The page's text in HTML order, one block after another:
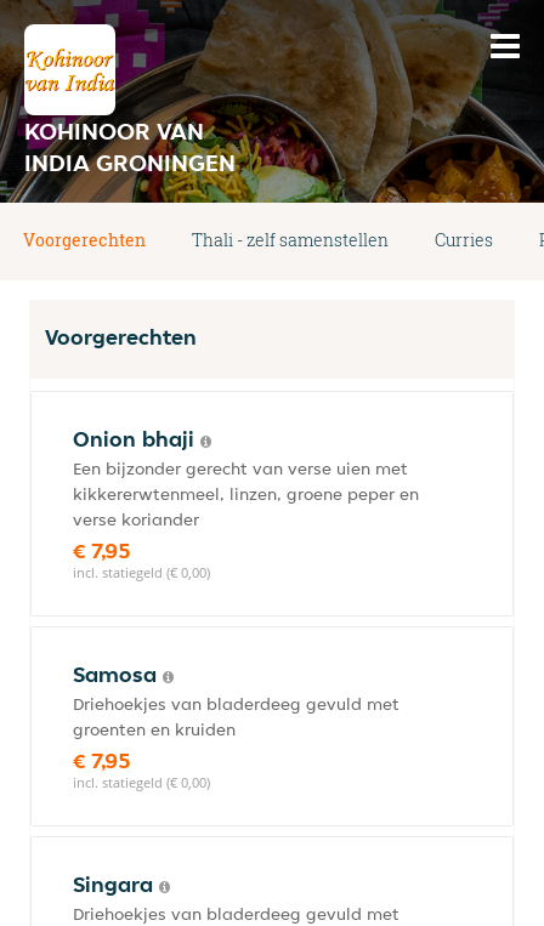
KOHINOOR VAN
INDIA GRONINGEN
Voorgerechten Thali - zelf samenstellen Curries
Voorgerechten
Onion bhaji
Een bijzonder gerecht van verse uien met
kikkererwtenmeel, linzen, groene peper en
verse koriander
€ 7,95
incl. statiegeld (€ 0,00)
Samosa
Driehoekjes van bladerdeeg gevuld met
groenten en kruiden
€ 7,95
incl. statiegeld (€ 0,00)
Singara
Driehoekjes van bladerdeeg gevuld met